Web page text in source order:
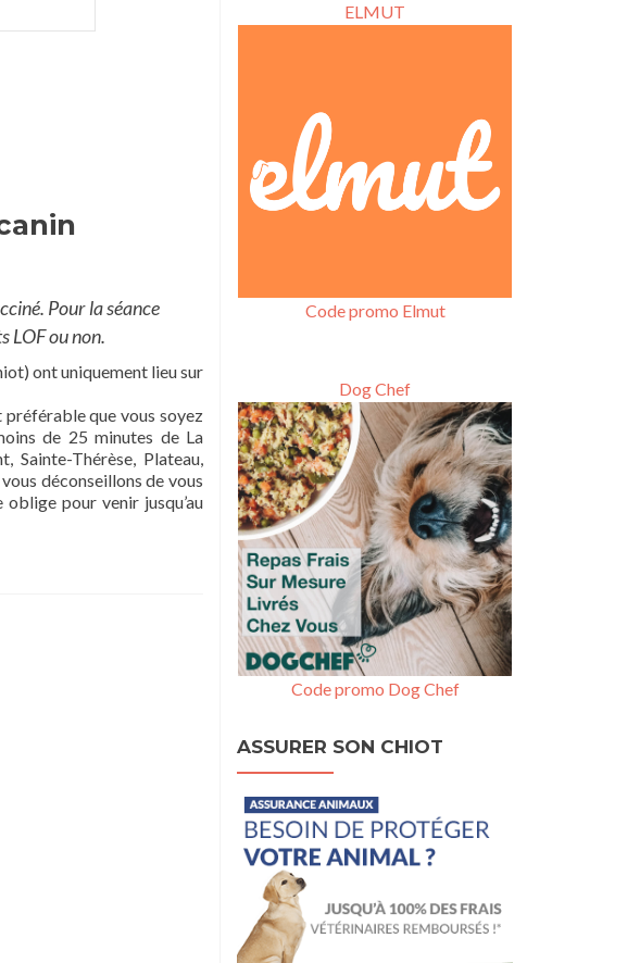
Pour la séance
LOF ou non.
ont uniquement lieu sur
préférable que vous soyez
de 25 minutes de La
Sainte-Thérèse, Plateau,
déconseillons de vous
pour venir jusqu’au
ELMUT
Code promo Elmut
Dog Chef
Code promo Dog Chef
ASSURER SON CHIOT